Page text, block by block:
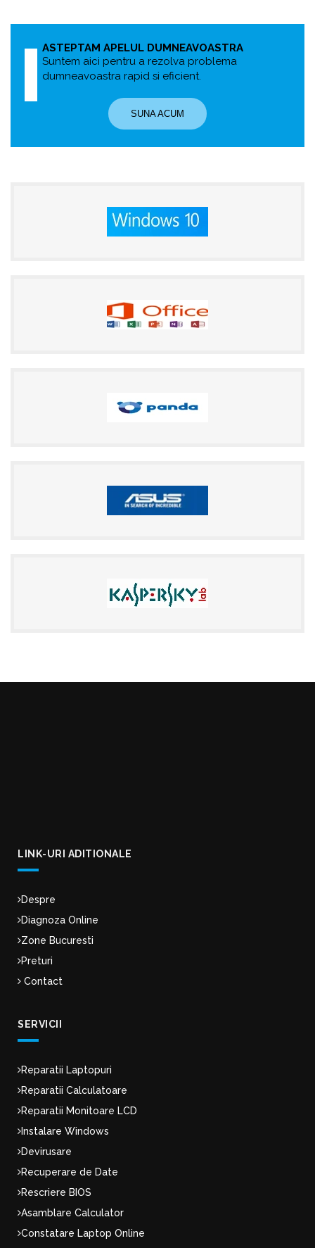
ASTEPTAM APELUL DUMNEAVOASTRA
Suntem aici pentru a rezolva problema
dumneavoastra rapid si eficient.
SUNA ACUM
LINK-URI ADITIONALE
Despre
Diagnoza Online
Zone Bucuresti
Preturi
Contact
SERVICII
Reparatii Laptopuri
Reparatii Calculatoare
Reparatii Monitoare LCD
Instalare Windows
Devirusare
Recuperare de Date
Rescriere BIOS
Asamblare Calculator
Constatare Laptop Online